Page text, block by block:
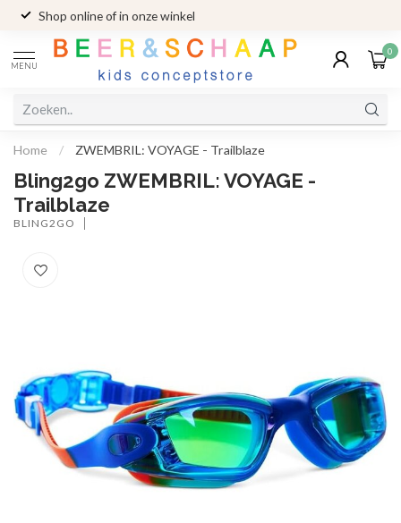
Shop online of in onze winkel
MENU
0
Home / ZWEMBRIL: VOYAGE - Trailblaze
Bling2go ZWEMBRIL: VOYAGE -
Trailblaze
BLING2GO